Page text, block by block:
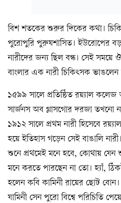
বিশ শতকের শুরুর দিকের কথা।
পুরোপুরি পুরুষশাসিত। ইউরোপের বড়
নারীদের জন্য ছিল বন্ধ। সেই সময়ে
বাংলার এক নারী চিকিৎসক ভাঙলেন
১৫৯৯ সালে প্রতিষ্ঠিত রয়্যাল কলেজ
সার্জনস অব গ্লাসগোর দরজা তখনো
১৯১২ সালে প্রথম নারী হিসেবে
হয়ে ইতিহাস গড়েন সেই বাঙালি
শুনে প্রথমেই মনে হবে, কোথায় যেন
মনে করতে পারছেন না তো। হ্যাঁ,
হলেন কবি কামিনী রায়ের ছোট
যামিনী সেন পুরো বিশ্বে পরিচিতি